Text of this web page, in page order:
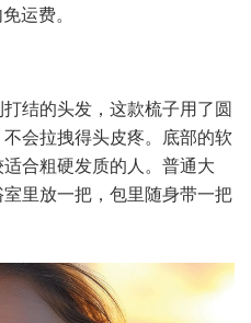
运费。
结的头发，这款梳子用了圆
会拉拽得头皮疼。底部的软
合粗硬发质的人。普通大
里放一把，包里随身带一把